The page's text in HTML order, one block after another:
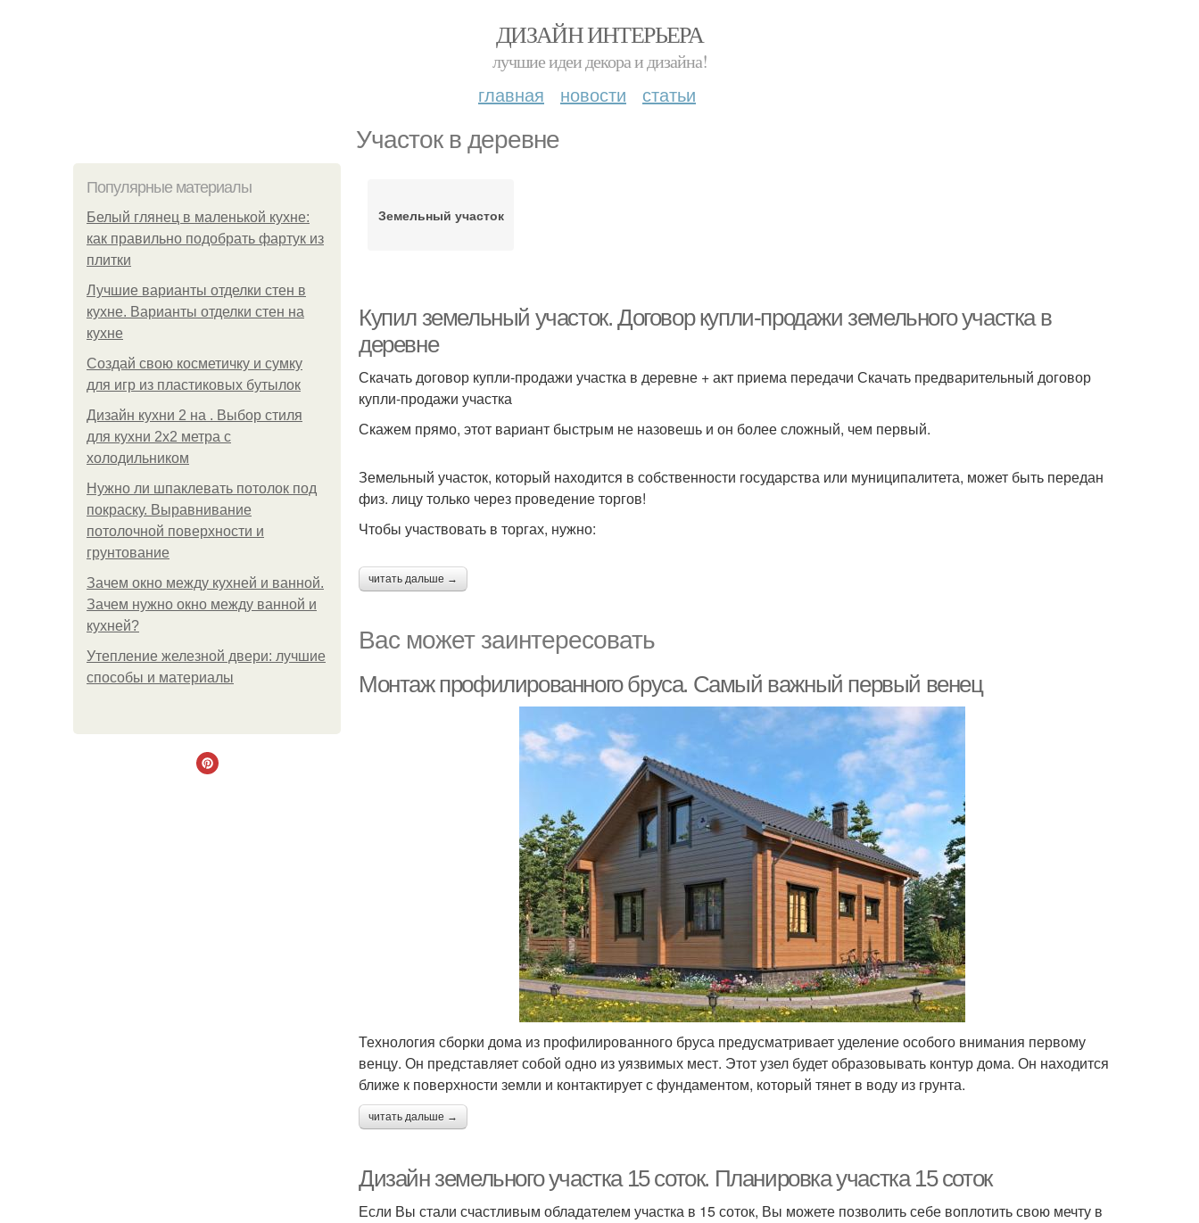
ДИЗАЙН ИНТЕРЬЕРА
лучшие идеи декора и дизайна!
главная новости статьи
Участок в деревне
Популярные материалы
Белый глянец в маленькой кухне:
как правильно подобрать фартук из
плитки
Лучшие варианты отделки стен в
кухне. Варианты отделки стен на
кухне
Создай свою косметичку и сумку
для игр из пластиковых бутылок
Дизайн кухни 2 на . Выбор стиля
для кухни 2х2 метра с
холодильником
Нужно ли шпаклевать потолок под
покраску. Выравнивание
потолочной поверхности и
грунтование
Зачем окно между кухней и ванной.
Зачем нужно окно между ванной и
кухней?
Утепление железной двери: лучшие
способы и материалы
Земельный участок
Купил земельный участок. Договор купли-продажи земельного участка в
деревне
Скачать договор купли-продажи участка в деревне + акт приема передачи Скачать предварительный договор
купли-продажи участка
Скажем прямо, этот вариант быстрым не назовешь и он более сложный, чем первый.
Земельный участок, который находится в собственности государства или муниципалитета, может быть передан
физ. лицу только через проведение торгов!
Чтобы участвовать в торгах, нужно:
читать дальше →
Вас может заинтересовать
Монтаж профилированного бруса. Самый важный первый венец
Технология сборки дома из профилированного бруса предусматривает уделение особого внимания первому
венцу. Он представляет собой одно из уязвимых мест. Этот узел будет образовывать контур дома. Он находится
ближе к поверхности земли и контактирует с фундаментом, который тянет в воду из грунта.
читать дальше →
Дизайн земельного участка 15 соток. Планировка участка 15 соток
Если Вы стали счастливым обладателем участка в 15 соток, Вы можете позволить себе воплотить свою мечту в